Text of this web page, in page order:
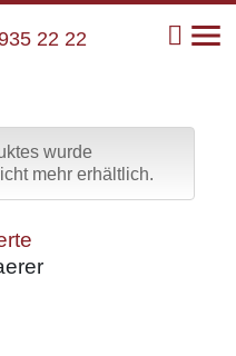
22 22
wurde
mehr erhältlich.